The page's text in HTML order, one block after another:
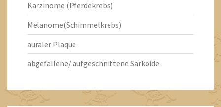
Karzinome (Pferdekrebs)
Melanome(Schimmelkrebs)
auraler Plaque
abgefallene/ aufgeschnittene Sarkoide